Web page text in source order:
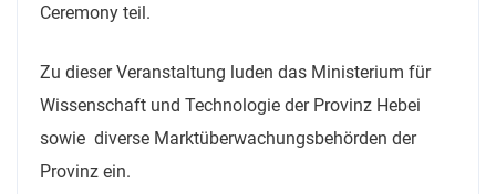
Ceremony teil.
Zu dieser Veranstaltung luden das Ministerium für
Wissenschaft und Technologie der Provinz Hebei
sowie diverse Marktüberwachungsbehörden der
Provinz ein.